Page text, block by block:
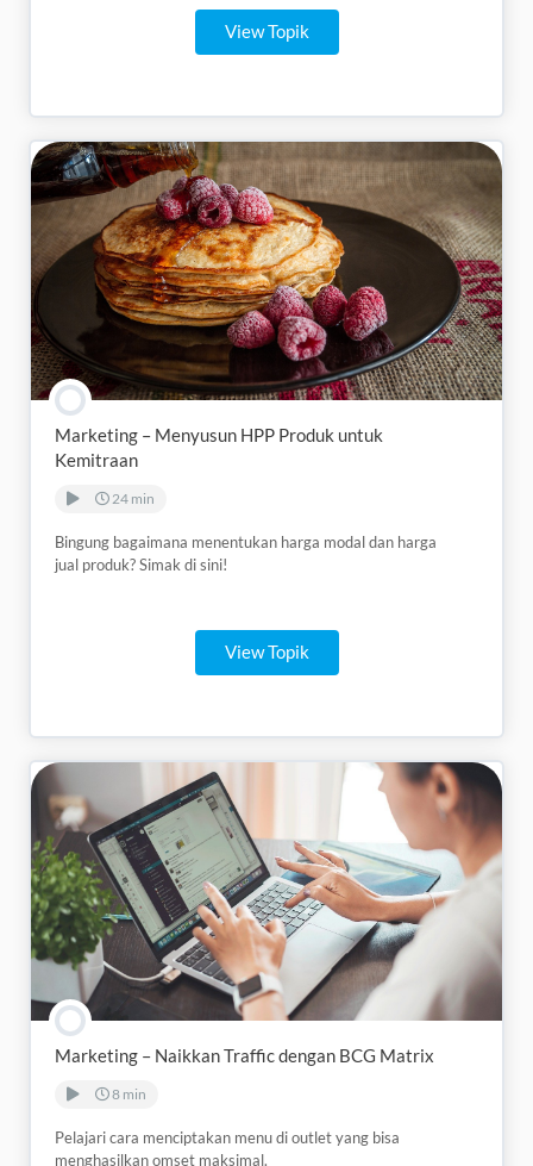
View Topik
Marketing – Menyusun HPP Produk untuk
Kemitraan
24 min
Bingung bagaimana menentukan harga modal dan harga
jual produk? Simak di sini!
View Topik
Marketing – Naikkan Traffic dengan BCG Matrix
8 min
Pelajari cara menciptakan menu di outlet yang bisa
menghasilkan omset maksimal.